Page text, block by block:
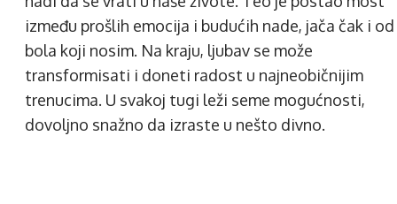
između prošlih emocija i budućih nade, jača čak i od
bola koji nosim. Na kraju, ljubav se može
transformisati i doneti radost u najneobičnijim
trenucima. U svakoj tugi leži seme mogućnosti,
dovoljno snažno da izraste u nešto divno.